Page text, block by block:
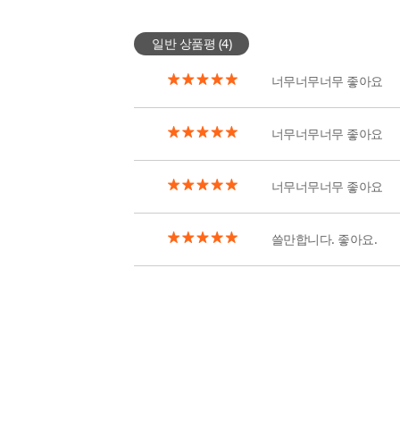
일반 상품평 (4)
너무너무너무 좋아요
너무너무너무 좋아요
너무너무너무 좋아요
쓸만합니다. 좋아요.